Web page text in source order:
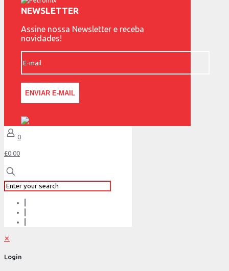
NEWSLETTER
Assine nossa Newsletter e receba
novidades!
0
£0.00
✕
Login